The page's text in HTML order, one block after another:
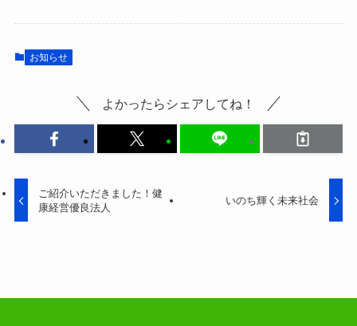
お知らせ
よかったらシェアしてね！
ご紹介いただきました！健
康経営優良法人
いのち輝く未来社会